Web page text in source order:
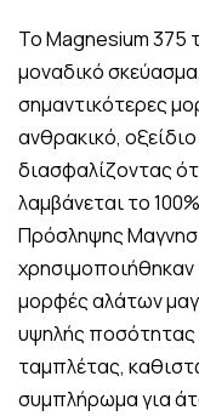
Το Magnesium 375
μοναδικό
σημαντικότερες
ανθρακικό,
διασφαλίζοντας
λαμβάνεται το
Πρόσληψης
χρησιμοποιήθηκαν
μορφές αλάτων
υψηλής ποσότητας
ταμπλέτας,
συμπλήρωμα για